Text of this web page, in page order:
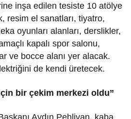
inşa edilen tesiste 10 atölye
resim el sanatları, tiyatro,
oyunları alanları, derslikler,
kapalı spor salonu,
ve bocce alanı yer alacak.
de kendi üretecek.
bir çekim merkezi oldu”
Aydın Pehlivan, kaba